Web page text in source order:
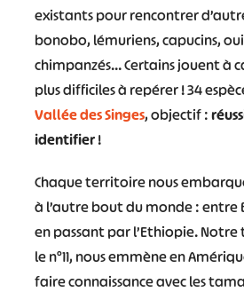
existants pour rencontrer
bonobo, lémuriens, capucins,
chimpanzés… Certains jouent à
plus difficiles à repérer ! 34
Vallée des Singes, objectif :
identifier!
Chaque territoire nous
à l’autre bout du monde : entre
en passant par l’Ethiopie.
le n°11, nous emmène en
faire connaissance avec les